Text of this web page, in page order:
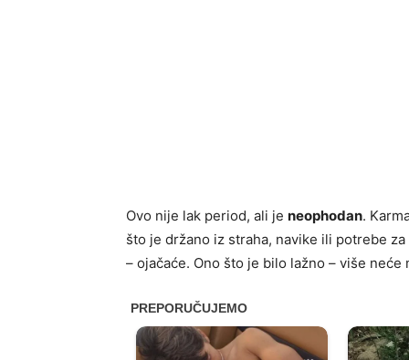
Ovo nije lak period, ali je neophodan.
što je držano iz straha, navike ili potrebe
– ojačaće. Ono što je bilo lažno – više neće